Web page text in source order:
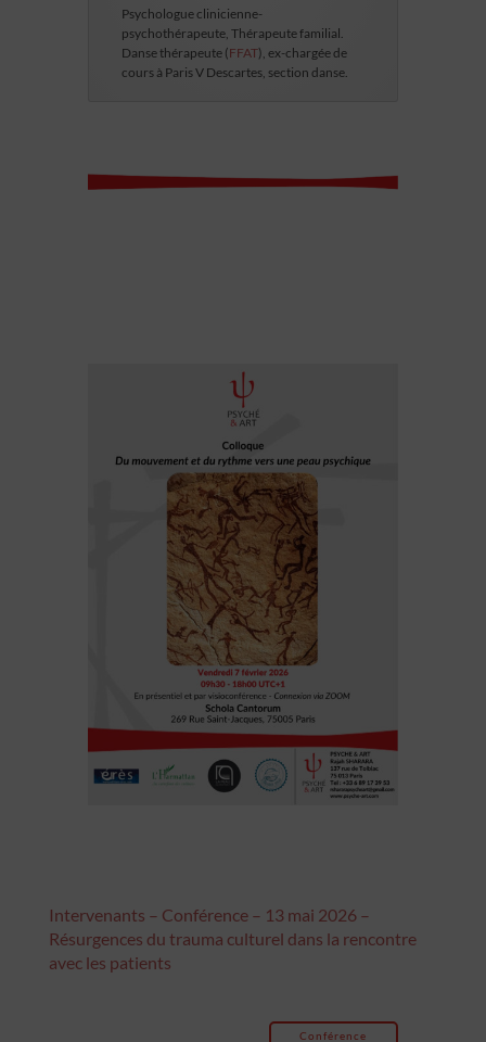
Psychologue clinicienne-
psychothérapeute, Thérapeute familial.
Danse thérapeute (FFAT), ex-chargée de
cours à Paris V Descartes, section danse.
Intervenants – Conférence – 13 mai 2026 –
Résurgences du trauma culturel dans la rencontre
avec les patients
Conférence